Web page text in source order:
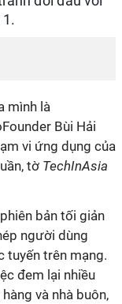
mình là
Bùi Hải
vi ứng dụng của
tờ TechInAsia
bản tối giản
người dùng
tuyến trên mạng.
đem lại nhiều
và nhà buôn,